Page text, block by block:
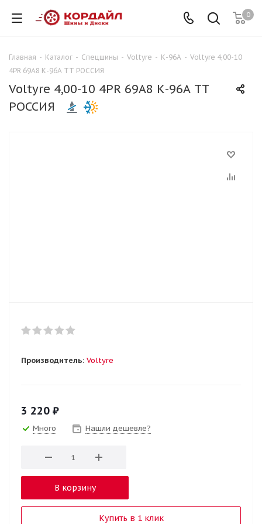
0
Главная - Каталог - Спецшины - Voltyre - К-96А - Voltyre 4,00-10
4PR 69A8 К-96А TT РОССИЯ
Voltyre 4,00-10 4PR 69A8 К-96А TT
РОССИЯ
Производитель: Voltyre
3 220 ₽
Много Нашли дешевле?
В корзину
Купить в 1 клик